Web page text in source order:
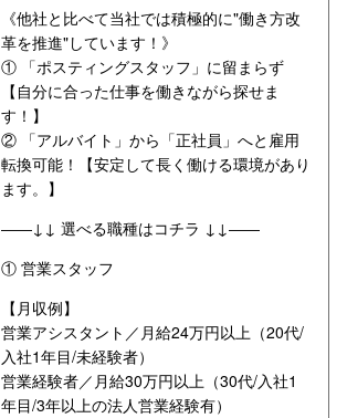
《他社と比べて当社では積極的に"働き方改
革を推進"しています！》
① 「ポスティングスタッフ」に留まらず
【自分に合った仕事を働きながら探せま
す！】
② 「アルバイト」から「正社員」へと雇用
転換可能！【安定して長く働ける環境があり
ます。】
――↓↓ 選べる職種はコチラ ↓↓――
① 営業スタッフ
【月収例】
営業アシスタント／月給24万円以上（20代/
入社1年目/未経験者）
営業経験者／月給30万円以上（30代/入社1
年目/3年以上の法人営業経験有）